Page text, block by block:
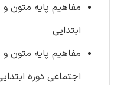
مفاهیم پایه متون
ابتدایی
مفاهیم پایه متون
اجتماعی دوره